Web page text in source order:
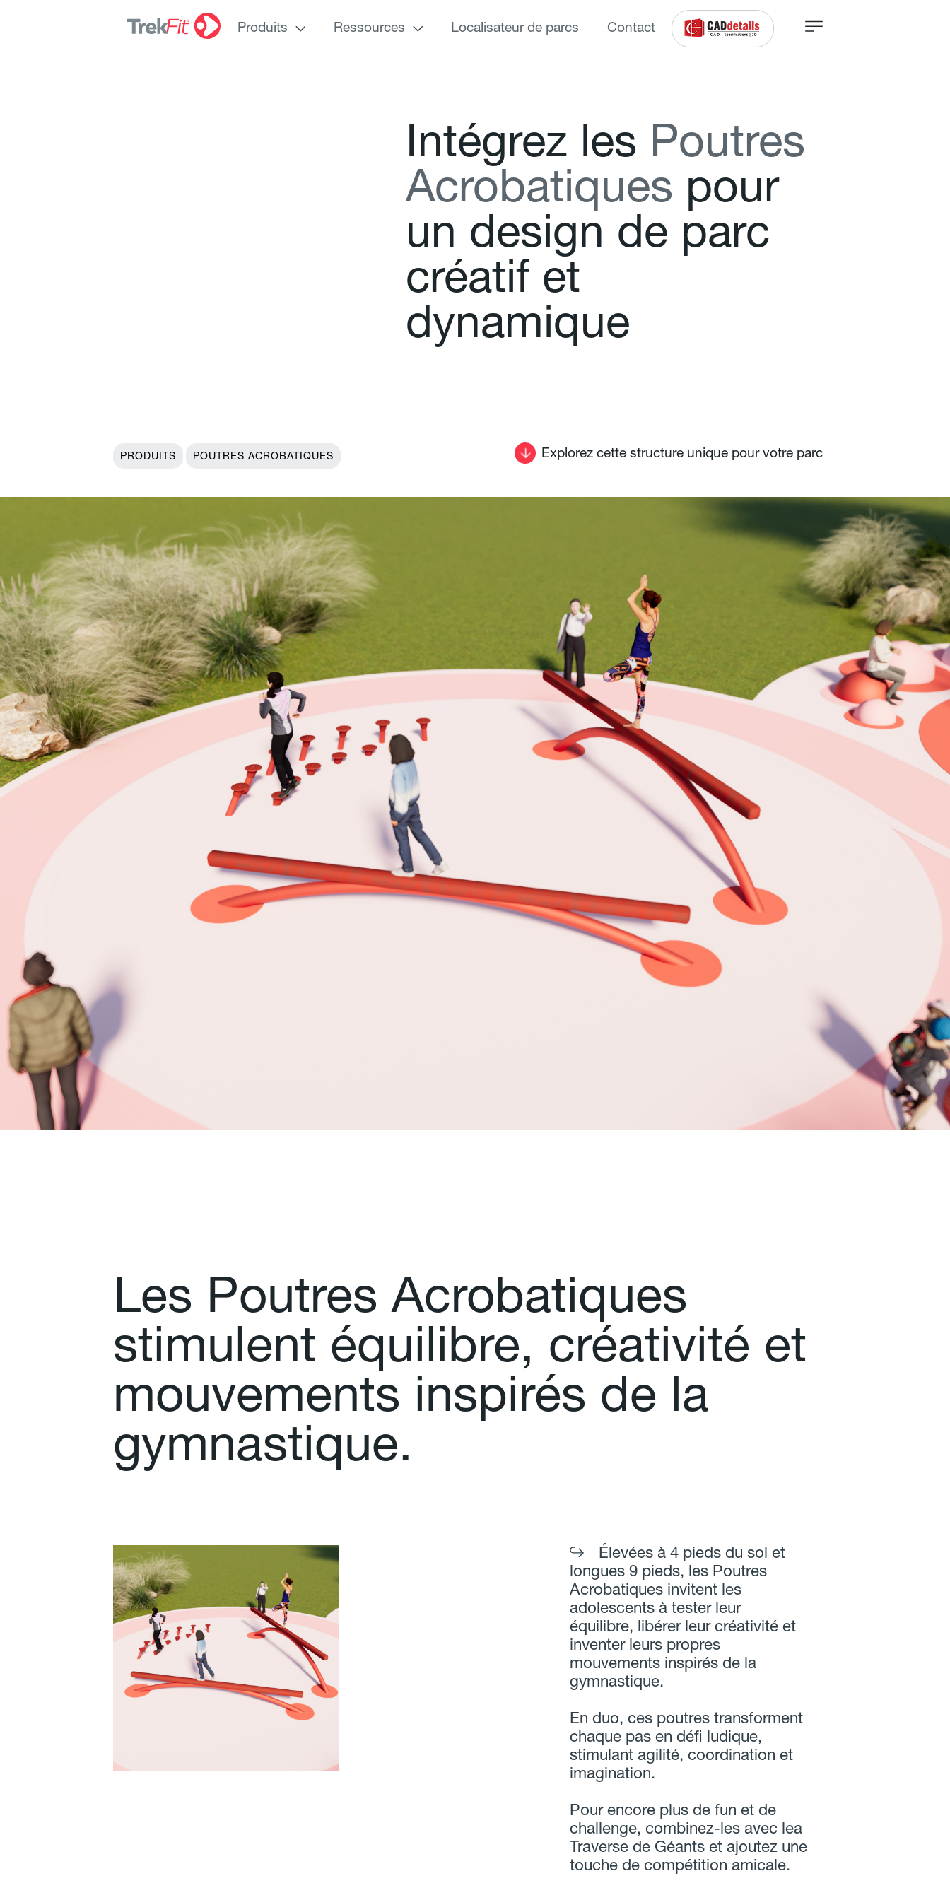
Produits Ressources Localisateur de parcs Contact
Intégrez les Poutres
Acrobatiques pour
un design de parc
créatif et
dynamique
PRODUITS POUTRES ACROBATIQUES Explorez cette structure unique pour votre parc
Les Poutres Acrobatiques
stimulent équilibre, créativité et
mouvements inspirés de la
gymnastique.
Élevées à 4 pieds du sol et
longues 9 pieds, les Poutres
Acrobatiques invitent les
adolescents à tester leur
équilibre, libérer leur créativité et
inventer leurs propres
mouvements inspirés de la
gymnastique.
En duo, ces poutres transforment
chaque pas en défi ludique,
stimulant agilité, coordination et
imagination.
Pour encore plus de fun et de
challenge, combinez-les avec lea
Traverse de Géants et ajoutez une
touche de compétition amicale.